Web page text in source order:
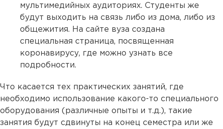
мультимедийных аудиториях. Студенты же
будут выходить на связь либо из дома, либо из
общежития. На сайте вуза создана
специальная страница, посвященная
коронавирусу, где можно узнать все
подробности.
Что касается тех практических занятий, где
необходимо использование какого-то специального
оборудования (различные опыты и т.д.), такие
занятия будут сдвинуты на конец семестра или же